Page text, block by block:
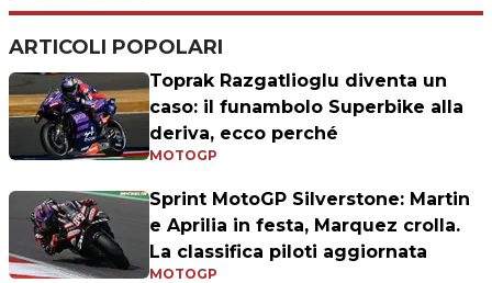
ARTICOLI POPOLARI
Toprak Razgatlioglu diventa un
caso: il funambolo Superbike alla
deriva, ecco perché
MOTOGP
Sprint MotoGP Silverstone: Martin
e Aprilia in festa, Marquez crolla.
La classifica piloti aggiornata
MOTOGP